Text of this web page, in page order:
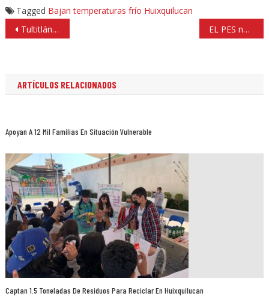
Tagged Bajan temperaturas frío Huixquilucan
Navegación
de
Tultitlán, Tecámac y Valle de Chalco salen de la lista de 50 municipios más peligrosos: Osorio Chong EL PES no va en alianza con el PRI para el proceso electoral en Huixquilucan
ARTÍCULOS RELACIONADOS
Apoyan A 12 Mil Familias En Situación Vulnerable
Captan 1.5 Toneladas De Residuos Para Reciclar En Huixquilucan